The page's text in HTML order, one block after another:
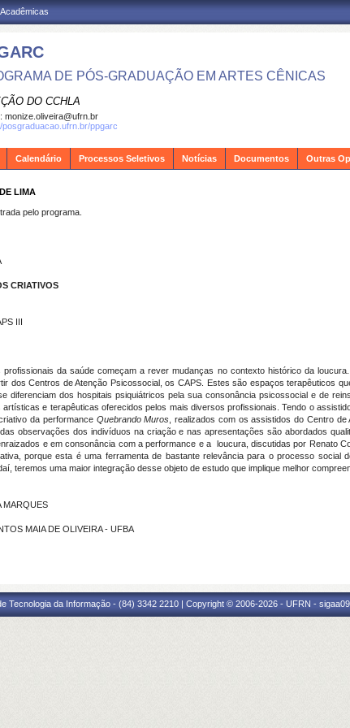
DE PÓS-GRADUAÇÃO EM ARTES CÊNICAS
DO CCHLA
monize.oliveira@ufrn.br
posgraduacao.ufrn.br/ppgarc
Calendário Processos Seletivos Notícias Documentos Outras
LIMA
pelo programa.
CRIATIVOS
III
da saúde começam a rever mudanças no contexto histórico da
dos Centros de Atenção Psicossocial, os CAPS. Estes são espaços terapêuticos
diferenciam dos hospitais psiquiátricos pela sua consonância psicossocial e de
e terapêuticas oferecidos pelos mais diversos profissionais. Tendo o
da performance Quebrando Muros , realizados com os assistidos do Centro
observações dos indivíduos na criação e nas apresentações são abordados
e em consonância com a performance e a loucura, discutidas por Renato
porque esta é uma ferramenta de bastante relevância para o processo social
teremos uma maior integração desse objeto de estudo que implique melhor
MARQUES
MAIA DE OLIVEIRA - UFBA
Tecnologia da Informação - (84) 3342 2210 | Copyright © 2006-2026 - UFRN -